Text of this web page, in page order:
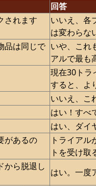
回答
されます
いいえ、各
は変わらな
品は同じで いや、これ
アルで最も
現在30トラ
すると、よ
いいえ、こ
はい！すべ
はい、ダイ
があるの
トライア
トを受け取
から脱退し
はい。一度